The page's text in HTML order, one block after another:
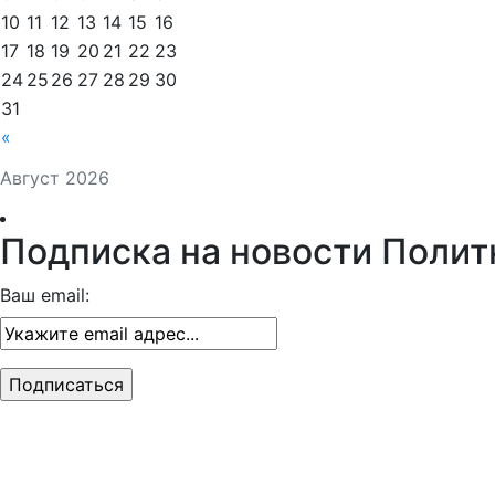
Август 2026
«
10 11 12 13 14 15 16
17 18 19 20 21 22 23
24 25 26 27 28 29 30
31
Подписка на новости
Ваш email: